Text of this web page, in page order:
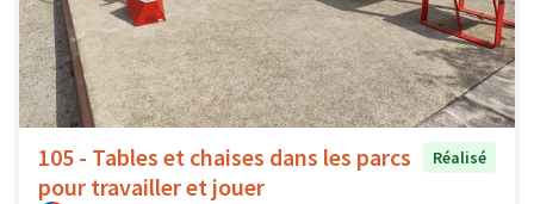
105 - Tables et chaises dans les parcs
pour travailler et jouer
Réalisé